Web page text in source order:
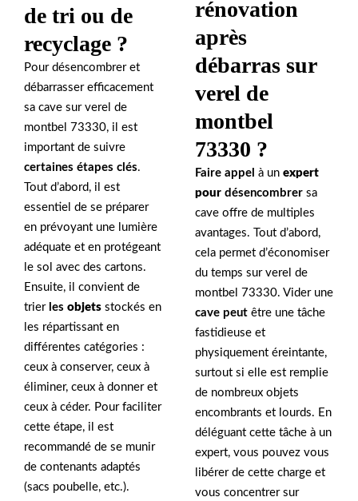
de tri ou de
recyclage ?
Pour désencombrer et
débarrasser efficacement
sa cave sur verel de
montbel 73330, il est
important de suivre
certaines étapes clés.
Tout d’abord, il est
essentiel de se préparer
en prévoyant une lumière
adéquate et en protégeant
le sol avec des cartons.
Ensuite, il convient de
trier les objets stockés en
les répartissant en
différentes catégories :
ceux à conserver, ceux à
éliminer, ceux à donner et
ceux à céder. Pour faciliter
cette étape, il est
recommandé de se munir
de contenants adaptés
(sacs poubelle, etc.).
rénovation
après
débarras sur
verel de
montbel
73330 ?
Faire appel à un expert
pour désencombrer sa
cave offre de multiples
avantages. Tout d’abord,
cela permet d’économiser
du temps sur verel de
montbel 73330. Vider une
cave peut être une tâche
fastidieuse et
physiquement éreintante,
surtout si elle est remplie
de nombreux objets
encombrants et lourds. En
déléguant cette tâche à un
expert, vous pouvez vous
libérer de cette charge et
vous concentrer sur